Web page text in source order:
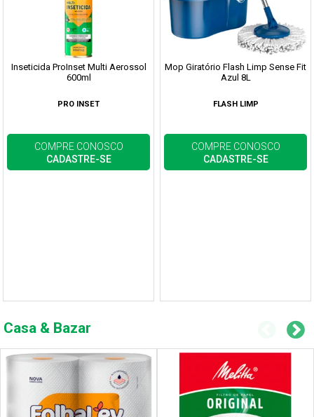
Inseticida ProInset Multi Aerossol
600ml
PRO INSET
COMPRE CONOSCO
CADASTRE-SE
Mop Giratório Flash Limp Sense Fit
Azul 8L
FLASH LIMP
COMPRE CONOSCO
CADASTRE-SE
Casa & Bazar